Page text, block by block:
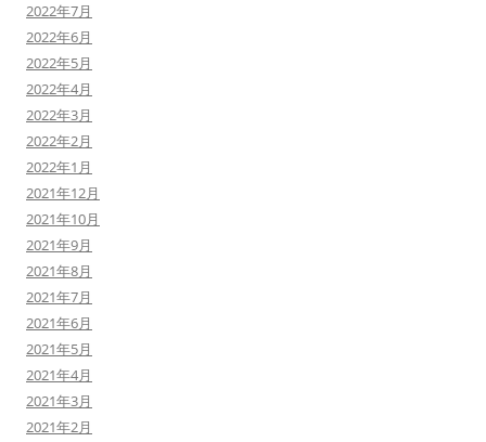
2022年7月
2022年6月
2022年5月
2022年4月
2022年3月
2022年2月
2022年1月
2021年12月
2021年10月
2021年9月
2021年8月
2021年7月
2021年6月
2021年5月
2021年4月
2021年3月
2021年2月